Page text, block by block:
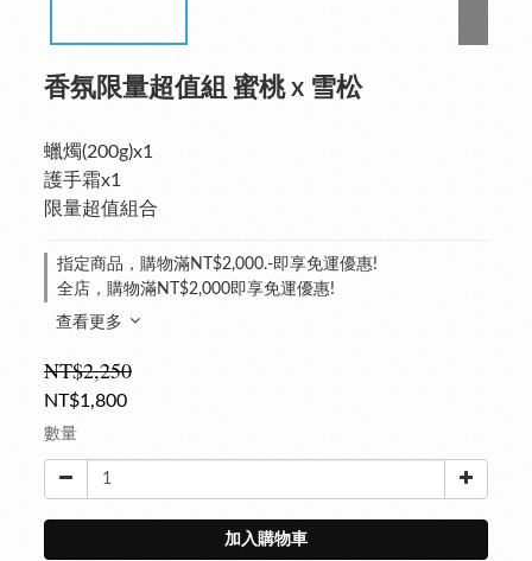
香氛限量超值組 蜜桃 x 雪松
蠟燭(200g)x1
護手霜x1
限量超值組合
指定商品，購物滿NT$2,000.-即享免運優惠!
全店，購物滿NT$2,000即享免運優惠!
查看更多
NT$2,250
NT$1,800
數量
加入購物車